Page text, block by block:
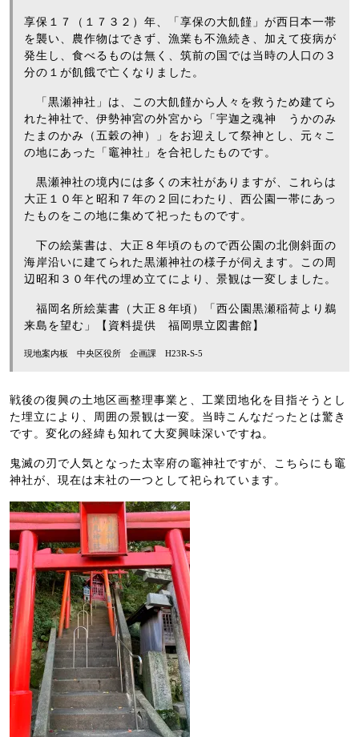
享保１７（１７３２）年、「享保の大飢饉」が西日本一帯
を襲い、農作物はできず、漁業も不漁続き、加えて疫病が
発生し、食べるものは無く、筑前の国では当時の人口の３
分の１が飢餓で亡くなりました。
「黒瀬神社」は、この大飢饉から人々を救うため建てら
れた神社で、伊勢神宮の外宮から「宇迦之魂神 うかのみ
たまのかみ（五穀の神）」をお迎えして祭神とし、元々こ
の地にあった「竈神社」を合祀したものです。
黒瀬神社の境内には多くの末社がありますが、これらは
大正１０年と昭和７年の２回にわたり、西公園一帯にあっ
たものをこの地に集めて祀ったものです。
下の絵葉書は、大正８年頃のもので西公園の北側斜面の
海岸沿いに建てられた黒瀬神社の様子が伺えます。この周
辺昭和３０年代の埋め立てにより、景観は一変しました。
福岡名所絵葉書（大正８年頃）「西公園黒瀬稲荷より鵜
来島を望む」【資料提供 福岡県立図書館】
現地案内板 中央区役所 企画課 H23R-S-5
戦後の復興の土地区画整理事業と、工業団地化を目指そうとし
た埋立により、周囲の景観は一変。当時こんなだったとは驚き
です。変化の経緯も知れて大変興味深いですね。
鬼滅の刃で人気となった太宰府の竈神社ですが、こちらにも竈
神社が、現在は末社の一つとして祀られています。